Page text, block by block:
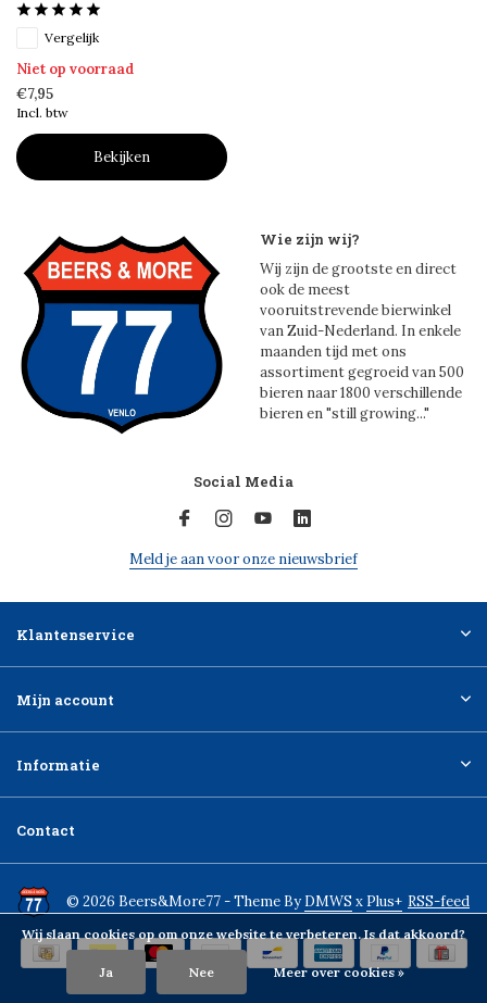
Vergelijk
Niet op voorraad
€7,95
Incl. btw
Bekijken
Wie zijn wij?
Wij zijn de grootste en direct
ook de meest
vooruitstrevende bierwinkel
van Zuid-Nederland. In enkele
maanden tijd met ons
assortiment gegroeid van 500
bieren naar 1800 verschillende
bieren en "still growing..."
Social Media
Meld je aan voor onze nieuwsbrief
Klantenservice
Mijn account
Informatie
Contact
© 2026 Beers&More77 - Theme ByDMWS x Plus+ RSS-feed
Wij slaan cookies op om onze website te verbeteren. Is dat akkoord?
Ja Nee Meer over cookies »